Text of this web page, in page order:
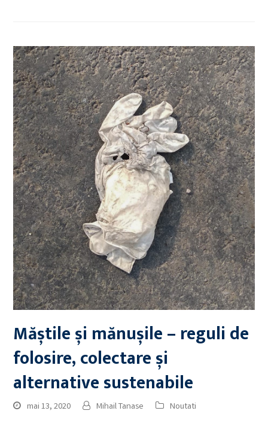
Măștile și mănușile – reguli de
folosire, colectare și
alternative sustenabile
mai 13, 2020 Mihail Tanase Noutati